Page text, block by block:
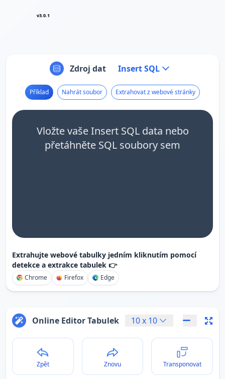
v3.0.1
Zdroj dat Insert SQL
Příklad Nahrát soubor Extrahovat z webové stránky
Vložte vaše Insert SQL data nebo
přetáhněte SQL soubory sem
Extrahujte webové tabulky jedním kliknutím pomocí
detekce a extrakce tabulek 👉
Chrome Firefox Edge
Online Editor Tabulek 10x 10
Zpět Znovu Transponovat